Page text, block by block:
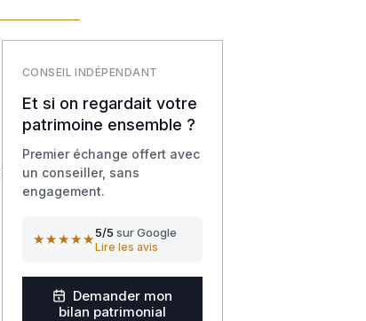
CONSEIL INDÉPENDANT
Et si on regardait votre
patrimoine ensemble ?
Premier échange offert avec
un conseiller, sans
engagement.
★★★★★5/5 sur Google
Lire les avis
Demander mon
bilan patrimonial